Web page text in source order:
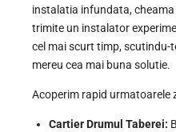
instalatia infundata,
trimite un instalator
cel mai scurt timp, scutindu-
mereu cea mai buna solutie.
Acoperim rapid urmatoarele
Cartier Drumul Taberei: